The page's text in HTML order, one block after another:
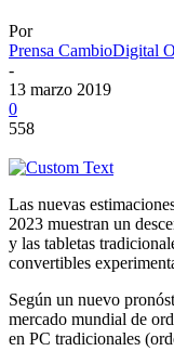
Por
Prensa CambioDigital
-
13 marzo 2019
0
558
Las nuevas
2023 muestran un
y las tabletas
convertibles
Según un nuevo
mercado mundial de
en PC tradicionales